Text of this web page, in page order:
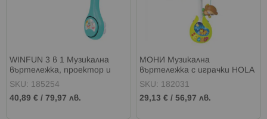
WINFUN 3 в 1 Музикална
въртележка, проектор и
нощна лампа
SKU: 185254
40,89 € / 79,97 лв.
МОНИ Музикална
въртележка с играчки HOLA
818
SKU: 182031
29,13 € / 56,97 лв.